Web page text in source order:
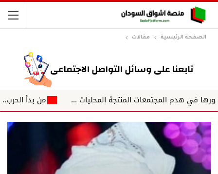
الصفحة الرئيسية مقالات
من بدأ الحرب.. ومن